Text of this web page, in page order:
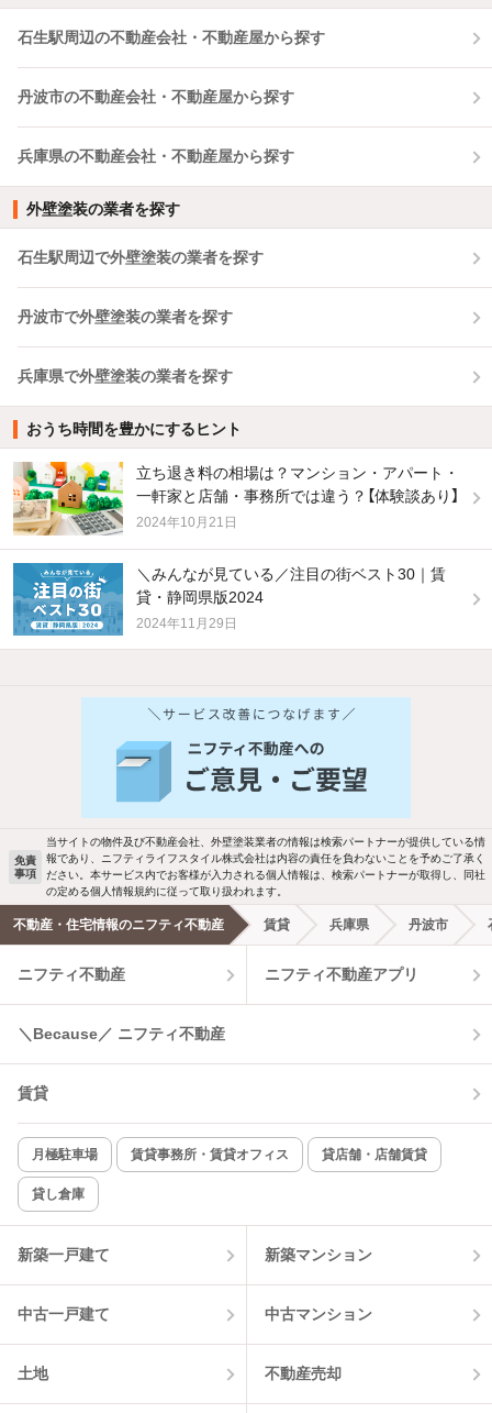
石生駅周辺の不動産会社・不動産屋から探す
丹波市の不動産会社・不動産屋から探す
兵庫県の不動産会社・不動産屋から探す
外壁塗装の業者を探す
石生駅周辺で外壁塗装の業者を探す
丹波市で外壁塗装の業者を探す
兵庫県で外壁塗装の業者を探す
おうち時間を豊かにするヒント
立ち退き料の相場は？マンション・アパート・
一軒家と店舗・事務所では違う？【体験談あり】
2024年10月21日
＼みんなが見ている／注目の街ベスト30｜賃
貸・静岡県版2024
2024年11月29日
他の人はこんな条件で絞り込んでいます！
バス・トイレ別 2階以上
洗濯機置場あり 独立洗面台
エアコンあり 都市ガス
温水洗浄便座 オートロック
コンロ2口以上
新着のみ インターネット無料
該当件数:
物件一覧に反映
免責
事項
当サイトの物件及び不動産会社、外壁塗装業者の情報は検索パートナーが提供している情
報であり、ニフティライフスタイル株式会社は内容の責任を負わないことを予めご了承く
ださい。本サービス内でお客様が入力される個人情報は、検索パートナーが取得し、同社
の定める個人情報規約に従って取り扱われます。
不動産・住宅情報のニフティ不動産 賃貸 兵庫県 丹波市
ニフティ不動産 ニフティ不動産アプリ
＼Because／ ニフティ不動産
賃貸
月極駐車場 賃貸事務所・賃貸オフィス 貸店舗・店舗賃貸
貸し倉庫
新築一戸建て 新築マンション
中古一戸建て 中古マンション
土地 不動産売却